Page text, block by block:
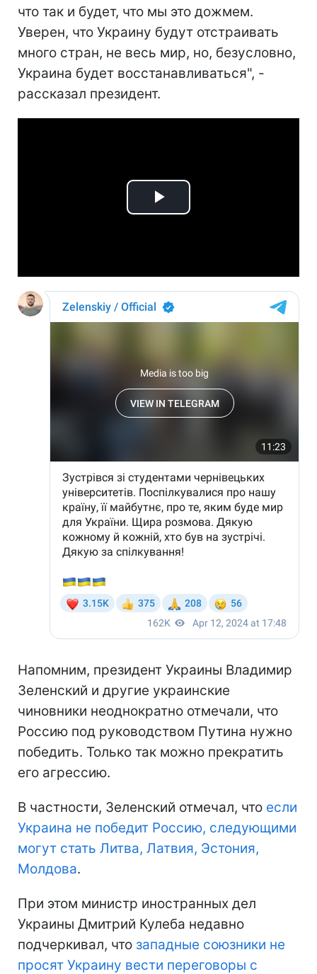
что так и будет, что мы это дожмем.
Уверен, что Украину будут отстраивать
много стран, не весь мир, но, безусловно,
Украина будет восстанавливаться", -
рассказал президент.
Play
Напомним, президент Украины Владимир
Зеленский и другие украинские
чиновники неоднократно отмечали, что
Россию под руководством Путина нужно
победить. Только так можно прекратить
его агрессию.
В частности, Зеленский отмечал, что если
Украина не победит Россию, следующими
могут стать Литва, Латвия, Эстония,
Молдова.
При этом министр иностранных дел
Украины Дмитрий Кулеба недавно
подчеркивал, что западные союзники не
просят Украину вести переговоры с